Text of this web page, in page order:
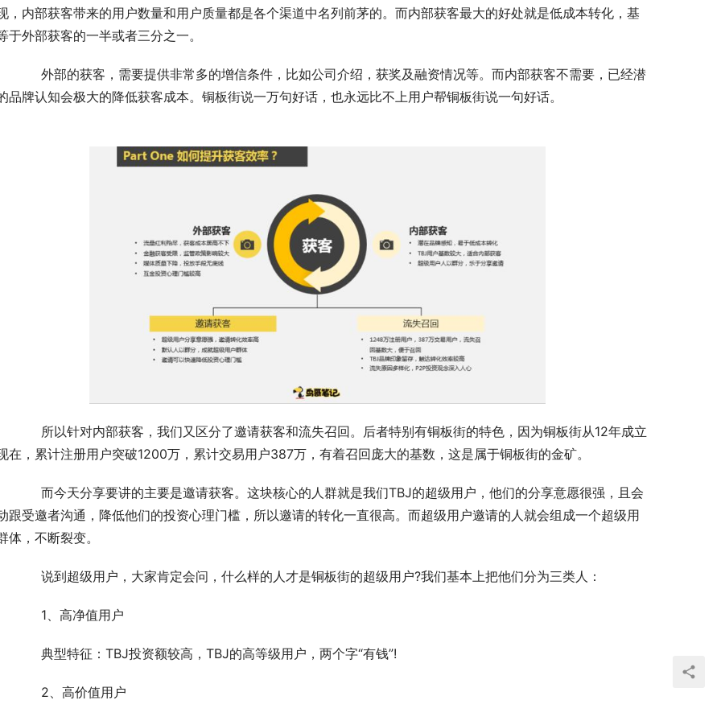
，内部获客带来的用户数量和用户质量都是各个渠道中名列前茅的。而内部获客最大的好处就是低成本转化，基
于外部获客的一半或者三分之一。
品牌认知会极大的降低获客成本。铜板街说一万句好话，也永远比不上用户帮铜板街说一句好话。
在，累计注册用户突破1200万，累计交易用户387万，有着召回庞大的基数，这是属于铜板街的金矿。
跟受邀者沟通，降低他们的投资心理门槛，所以邀请的转化一直很高。而超级用户邀请的人就会组成一个超级用
体，不断裂变。
	　　说到超级用户，大家肯定会问，什么样的人才是铜板街的超级用户?我们基本上把他们分为三类人：
	　　1、高净值用户
	　　典型特征：TBJ投资额较高，TBJ的高等级用户，两个字“有钱”!
	　　2、高价值用户